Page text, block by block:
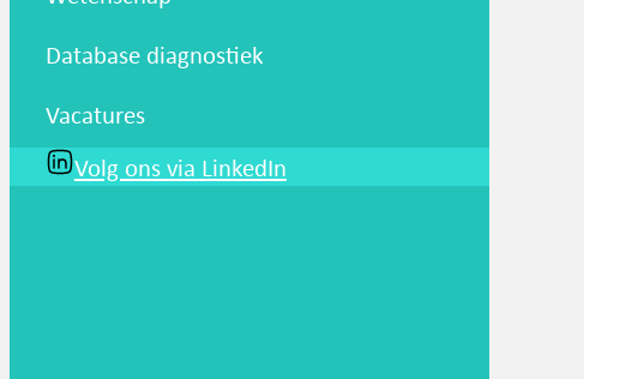
Database diagnostiek
Vacatures
Volg ons via LinkedIn